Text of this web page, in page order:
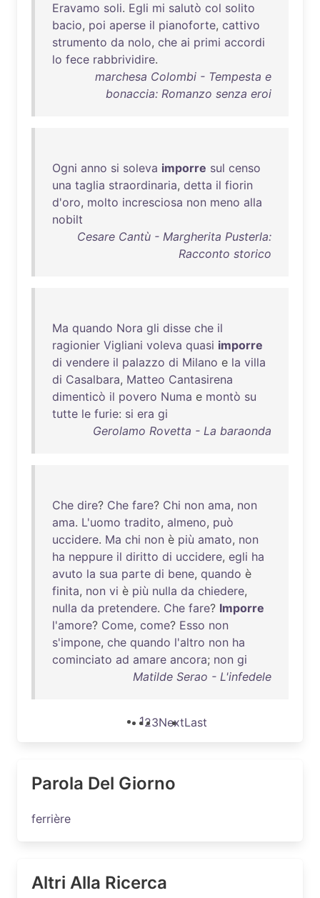
Eravamo soli. Egli mi salutò col solito
bacio, poi aperse il pianoforte, cattivo
strumento da nolo, che ai primi accordi
lo fece rabbrividire.
marchesa Colombi - Tempesta e
bonaccia: Romanzo senza eroi
Ogni anno si soleva imporre sul censo
una taglia straordinaria, detta il fiorin
d'oro, molto incresciosa non meno alla
nobilt
Cesare Cantù - Margherita Pusterla:
Racconto storico
Ma quando Nora gli disse che il
ragionier Vigliani voleva quasi imporre
di vendere il palazzo di Milano e la villa
di Casalbara, Matteo Cantasirena
dimenticò il povero Numa e montò su
tutte le furie: si era gi
Gerolamo Rovetta - La baraonda
Che dire? Che fare? Chi non ama, non
ama. L'uomo tradito, almeno, può
uccidere. Ma chi non è più amato, non
ha neppure il diritto di uccidere, egli ha
avuto la sua parte di bene, quando è
finita, non vi è più nulla da chiedere,
nulla da pretendere. Che fare? Imporre
l'amore? Come, come? Esso non
s'impone, che quando l'altro non ha
cominciato ad amare ancora; non gi
Matilde Serao - L'infedele
123NextLast
Parola Del Giorno
ferrière
Altri Alla Ricerca